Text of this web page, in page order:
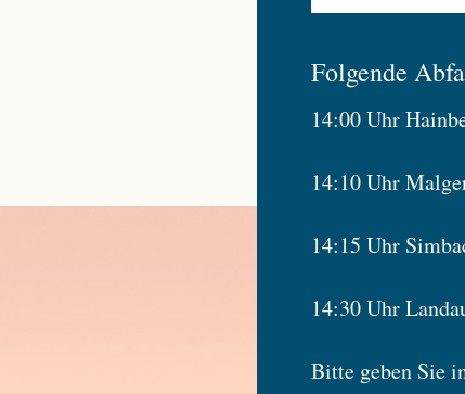
Folgende
14:00 Uhr
14:10 Uhr
14:15 Uhr
14:30 Uhr
Bitte geben Sie